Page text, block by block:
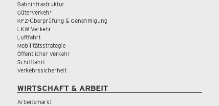
Bahninfrastruktur
Güterverkehr
KFZ-Überprüfung & Genehmigung
LKW Verkehr
Luftfahrt
Mobilitätsstrategie
Öffentlicher Verkehr
Schifffahrt
Verkehrssicherheit
WIRTSCHAFT & ARBEIT
Arbeitsmarkt